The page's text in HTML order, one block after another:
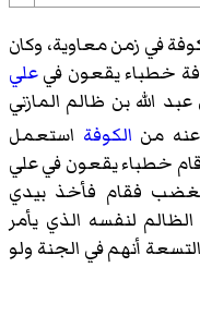
في زمن معاوية، وكان
خطباء يقعون فيعلي
الله بن ظالم المازني
من الكوفة استعمل
خطباء يقعون في علي
فقام فأخذ بيدي
لنفسه الذي يأمر
أنهم في الجنة ولو